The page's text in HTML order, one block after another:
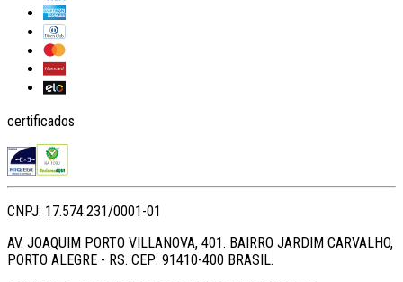
certificados
CNPJ: 17.574.231/0001-01
AV. JOAQUIM PORTO VILLANOVA, 401. BAIRRO JARDIM CARVALHO,
PORTO ALEGRE - RS. CEP: 91410-400 BRASIL.